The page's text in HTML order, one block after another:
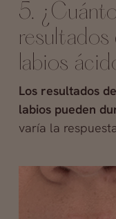
5.
resultados
labios
Los resultados
labios pueden
varía la